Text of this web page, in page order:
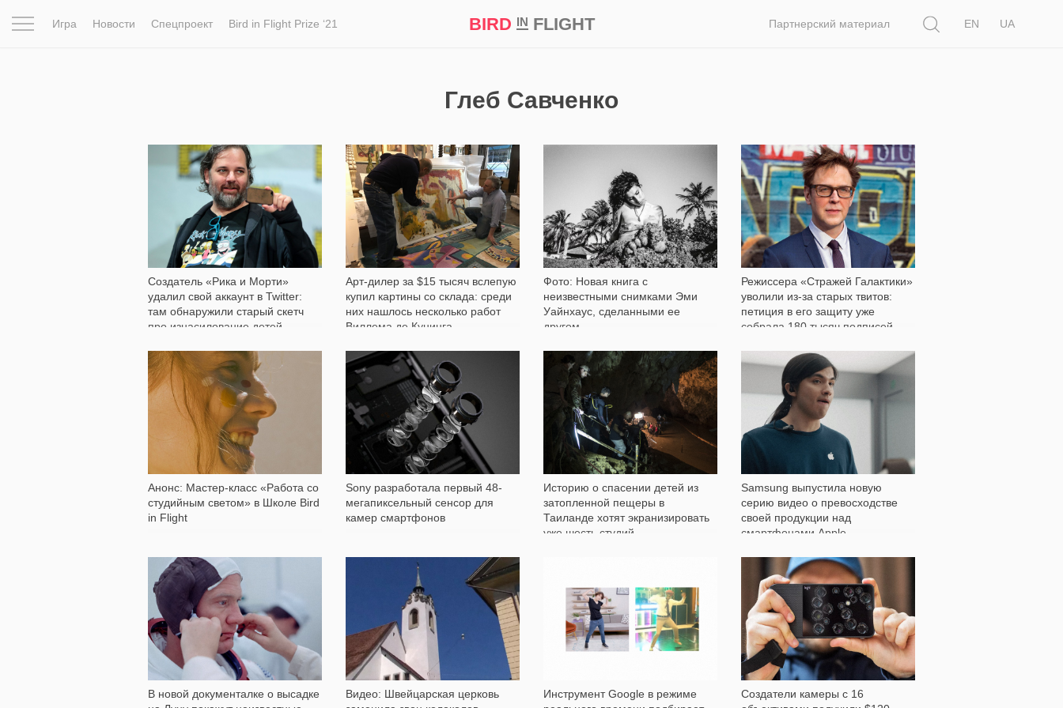
Игра Новости Спецпроект Bird in Flight Prize ‘21 BIRD INFLIGHT Партнерский материал
EN
UA
Глеб Савченко
Создатель «Рика и Морти»
удалил свой аккаунт в Twitter:
там обнаружили старый скетч
про изнасилование детей
3 110
Арт-дилер за $15 тысяч вслепую
купил картины со склада: среди
них нашлось несколько работ
Виллема де Кунинга
3 046
Фото: Новая книга с
неизвестными снимками Эми
Уайнхаус, сделанными ее
другом
Режиссера «Стражей Галактики»
уволили из-за старых твитов:
петиция в его защиту уже
собрала 180 тысяч подписей
1 009
Анонс: Мастер-класс «Работа со
студийным светом» в Школе Bird
in Flight
343
Sony разработала первый 48-
мегапиксельный сенсор для
камер смартфонов
790
Историю о спасении детей из
затопленной пещеры в
Таиланде хотят экранизировать
уже шесть студий
632
Samsung выпустила новую
серию видео о превосходстве
своей продукции над
смартфонами Apple
1 378
В новой документалке о высадке
574
Видео: Швейцарская церковь
Инструмент Google в режиме
Создатели камеры с 16
2 578